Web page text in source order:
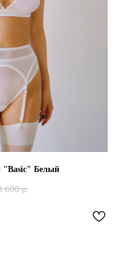
"Basic" Белый
600 р.